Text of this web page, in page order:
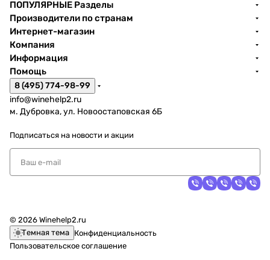
ПОПУЛЯРНЫЕ Разделы
Производители по странам
Интернет-магазин
Компания
Информация
Помощь
8 (495) 774-98-99
info@winehelp2.ru
м. Дубровка, ул. Новоостаповская 6Б
Подписаться на новости и акции
© 2026 Winehelp2.ru
Темная тема Конфиденциальность
Пользовательское соглашение